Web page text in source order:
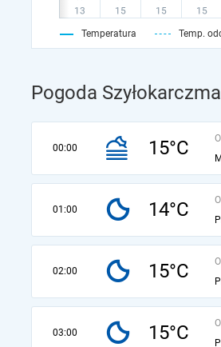
Temperatura Temp.
Pogoda
00:00 15°C
01:00 14°C
02:00 15°C
03:00 15°C